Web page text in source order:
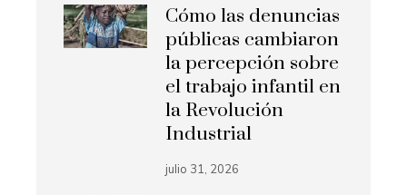
Cómo las denuncias
públicas cambiaron
la percepción sobre
el trabajo infantil en
la Revolución
Industrial
julio 31, 2026